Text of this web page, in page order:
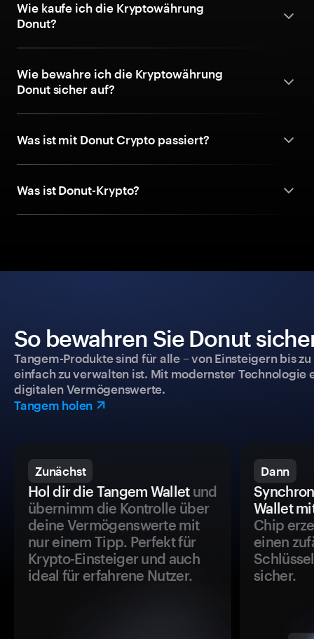
Wie kaufe ich die Kryptowährung
Donut?
Wie bewahre ich die Kryptowährung
Donut sicher auf?
Was ist mit Donut Crypto passiert?
Was ist Donut-Krypto?
So bewahren Sie Donut
Tangem-Produkte sind für alle – von Einsteigern bis
einfach zu verwalten ist. Mit modernster
digitalen Vermögenswerte.
Tangem holen
Zunächst
Hol dir die Tangem Walletund
übernimm die Kontrolle über
deine Vermögenswerte mit
nur einem Tipp. Perfekt für
Krypto-Einsteiger und auch
ideal für erfahrene Nutzer.
Dann
Wallet
Chip
einen
sicher.